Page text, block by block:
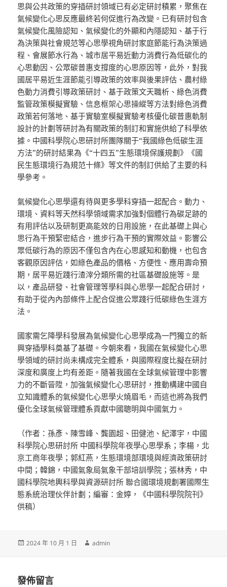
思與公共政策的穿插研討領域已有必定研討積累，聚焦在
氣候變化心思反應最終若何促進行為改變。已有研討包含
氣候變化風險認知、氣候變化的外顯和內隱認知、基于行
為決策與社會規范等心思學視角研討家庭節能行為決策過
程、會展節水行為、城市居平易近動力消費行為低碳化的
心思動因、公眾碳普惠支撐度的心思原因等，此外，對我
國居平易近生涯節能引導政策的效率與後果評估、農村綠
色動力消費引導政策研討、基于政策文天職析、綠色消費
監管政策模擬實驗、信息框架心思操縱等方法對綠色消費
政策若何落地、基于實驗室模擬實驗考核優化碳普惠軌制
設計的計劃等研討為有關政策的制訂和實施供給了科學依
據。中國科學院心思研討所團隊關于“我國綠色低碳生涯
方法”的研討結果為《“十四五”生態環境保護規劃》《國
民生態環境行為規范十條》等文件的制訂供給了主要的科
學參考。
氣候變化心思學還有待與更多學科穿插一起配合。動力、
環境、資料等天然科學領域需求加強對個體行為碳足跡的
有用評估以及研制更高能效的日用設施，在此基礎上與心
思行為干預緊密結合，進步行為干預的實際效益。影響公
眾低碳行為的原因不僅包含內在心思感知和動機，也包含
客觀原因評估，如綠色產品的價格、方便性、應用壽命預
期，居平易近踐行渣滓分類所需的社區基礎設施等。是
以，產品研發、社會管理等學科與心思學一起配合研討，
有助于從內內部條件上配合促進公眾踐行低碳綠色生涯方
法。
國家需乞降學科發展為氣候變化心思學成為一門獨立的新
興穿插學科奠基了基礎。今朝來看，我國在氣候變化心思
學領域的研討尚未構成完全體系，與國際程度比擬在研討
深度和廣度上均有差距。隨著我國在全球氣候管理中影響
力的不斷晉陞，加強氣候變化心思研討，推動構建中國自
立知識體系的氣候變化心思學火燒眉毛，而這也將為我們
優化全球氣候管理體系貢獻中國聰明與中國氣力。
（作者：孫彥、陳雪峰、龔園超、田健池、紀澤宇，中國
科學院心思研討所 中國科學院年夜學心思學系；李楊，北
京工商年夜學；郭紅燕，生態環境部環境與經濟政策研討
中間；韓錦，中國氣象局氣象干部培訓學院；張林秀，中
國科學院地輿科學與資源研討所 聯合國環境規劃署國際生
態系統治理伙伴計劃；編審：金婷，《中國科學院院刊》
供稿）
發
2024 年 10 月 1 日
作
admin
發佈留言